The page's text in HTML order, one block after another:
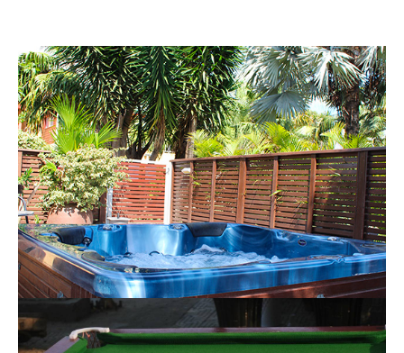
Le jacuzzi
Cliquer ici